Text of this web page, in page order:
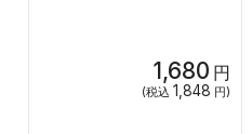
1,680 円
(税込 1,848 円)